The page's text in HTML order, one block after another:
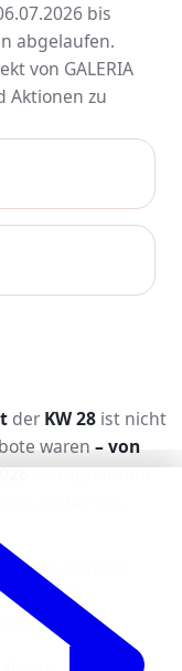
bis
abgelaufen.
von GALERIA
Aktionen zu
der KW 28 ist nicht
waren – von
verfügbar und
Aktuelle
finden Sie